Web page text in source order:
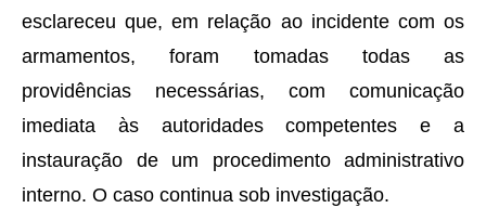
esclareceu que, em relação ao incidente com os
armamentos, foram tomadas todas as
providências necessárias, com comunicação
imediata às autoridades competentes e a
instauração de um procedimento administrativo
interno. O caso continua sob investigação.